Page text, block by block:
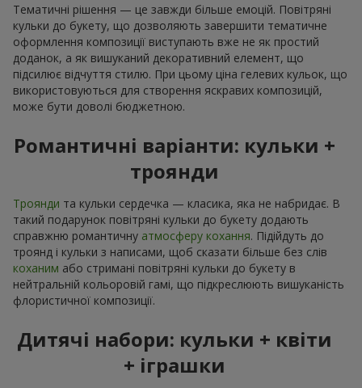
Тематичні рішення — це завжди більше емоцій. Повітряні
кульки до букету, що дозволяють завершити тематичне
оформлення композиції виступають вже не як простий
доданок, а як вишуканий декоративний елемент, що
підсилює відчуття стилю. При цьому ціна гелевих кульок, що
використовуються для створення яскравих композицій,
може бути доволі бюджетною.
Романтичні варіанти: кульки +
троянди
Троянди та кульки сердечка — класика, яка не набридає. В
такий подарунок повітряні кульки до букету додають
справжню романтичну атмосферу кохання. Підійдуть до
троянд і кульки з написами, щоб сказати більше без слів
коханим або стримані повітряні кульки до букету в
нейтральній кольоровій гамі, що підкреслюють вишуканість
флористичної композиції.
Дитячі набори: кульки + квіти
+ іграшки